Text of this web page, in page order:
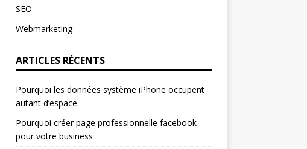
SEO
Webmarketing
ARTICLES RÉCENTS
Pourquoi les données système iPhone occupent
autant d’espace
Pourquoi créer page professionnelle facebook
pour votre business